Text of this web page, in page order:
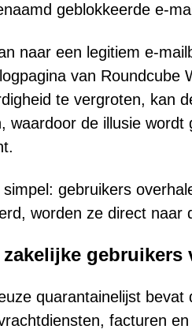
geblokkeerde e-
naar een legitiem e-
van Roundcube
te vergroten, kan
waardoor de illusie
simpel: gebruikers
worden ze direct naar
zakelijke
quarantainelijst
facturen